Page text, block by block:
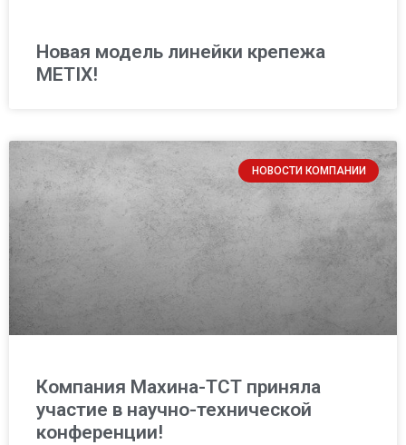
Новая модель линейки крепежа
METIX!
НОВОСТИ КОМПАНИИ
Компания Махина-ТСТ приняла
участие в научно-технической
конференции!